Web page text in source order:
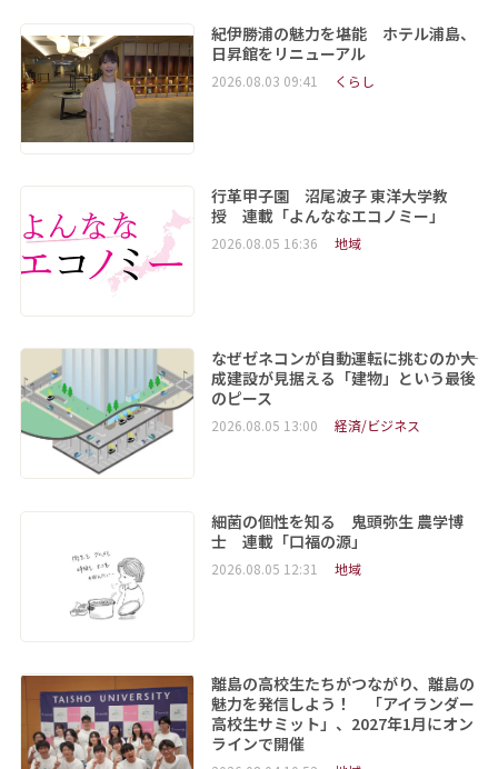
紀伊勝浦の魅力を堪能 ホテル浦島、
日昇館をリニューアル
2026.08.03 09:41 くらし
行革甲子園 沼尾波子 東洋大学教
授 連載「よんななエコノミー」
2026.08.05 16:36 地域
なぜゼネコンが自動運転に挑むのか――大
成建設が見据える「建物」という最後
のピース
2026.08.05 13:00 経済/ビジネス
細菌の個性を知る 鬼頭弥生 農学博
士 連載「口福の源」
2026.08.05 12:31 地域
離島の高校生たちがつながり、離島の
魅力を発信しよう！ 「アイランダー
高校生サミット」、2027年1月にオン
ラインで開催